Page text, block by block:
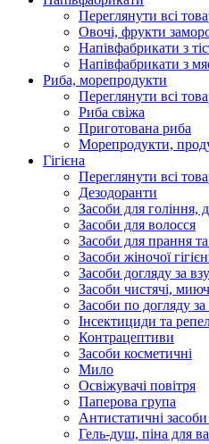
Переглянути всі
Овочі, фрукти
Напівфабрикати з
Напівфабрикати з
Риба, морепродукти
Переглянути всі
Риба свіжа
Приготована риба
Морепродукти,
Гігієна
Переглянути всі
Дезодоранти
Засоби для гоління,
Засоби для волосся
Засоби для прання
Засоби жіночої
Засоби догляду за
Засоби чистячі,
Засоби по догляду
Інсектициди та
Контрацептиви
Засоби косметичні
Мило
Освіжувачі повітря
Паперова група
Антистатичні
Гель-душ, піна для